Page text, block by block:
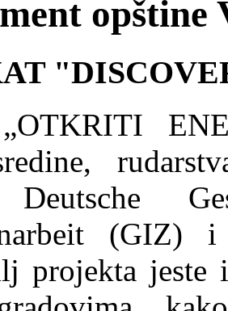
opštine
Deutsche
(GIZ)
projekta jeste